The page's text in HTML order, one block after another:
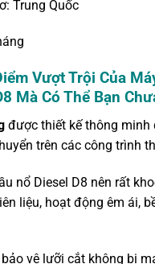
Trung Quốc
Vượt Trội Của
Mà Có Thể Bạn
được thiết kế thông minh
trên các công trình
nổ Diesel D8 nên rất
liệu, hoạt động êm ái,
vệ lưỡi cắt không bị